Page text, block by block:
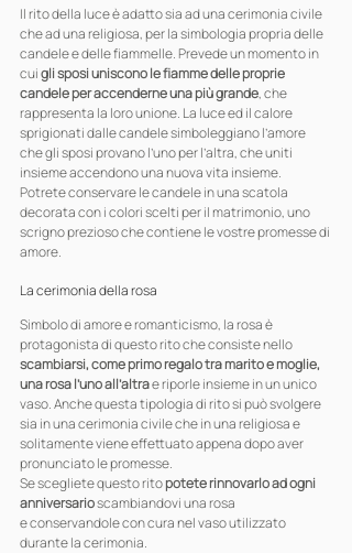
Il rito della luce è adatto sia ad una cerimonia civile
che ad una religiosa, per la simbologia propria delle
candele e delle fiammelle. Prevede un momento in
cui gli sposi uniscono le fiamme delle proprie
candele per accenderne una più grande, che
rappresenta la loro unione. La luce ed il calore
sprigionati dalle candele simboleggiano l’amore
che gli sposi provano l’uno per l’altra, che uniti
insieme accendono una nuova vita insieme.
Potrete conservare le candele in una scatola
decorata con i colori scelti per il matrimonio, uno
scrigno prezioso che contiene le vostre promesse di
amore.
La cerimonia della rosa
Simbolo di amore e romanticismo, la rosa è
protagonista di questo rito che consiste nello
scambiarsi, come primo regalo tra marito e moglie,
una rosa l’uno all’altra e riporle insieme in un unico
vaso. Anche questa tipologia di rito si può svolgere
sia in una cerimonia civile che in una religiosa e
solitamente viene effettuato appena dopo aver
pronunciato le promesse.
Se scegliete questo rito potete rinnovarlo ad ogni
anniversario scambiandovi una rosa
e conservandole con cura nel vaso utilizzato
durante la cerimonia.